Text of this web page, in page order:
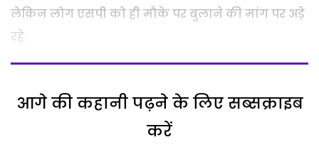
लेकिन लोग एसपी को ही मौके पर बुलाने की मांग पर अडे़
रहे.
आगे की कहानी पढ़ने के लिए सब्सक्राइब
करें